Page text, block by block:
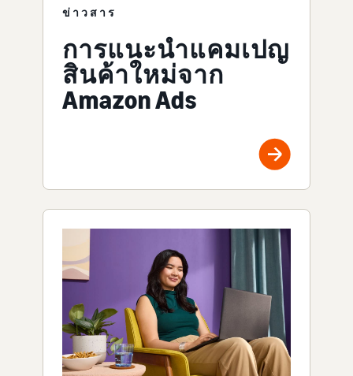
ข่าวสาร
การแนะนำแคมเปญ
สินค้าใหม่จาก
Amazon Ads